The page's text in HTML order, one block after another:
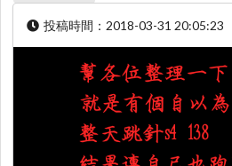
投稿時間： 2018-03-31 20:05:23